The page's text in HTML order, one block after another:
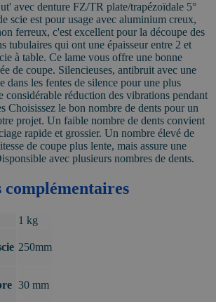
avec denture FZ/TR plate/trapézoïdale 5°
scie est pour usage avec aluminium creux,
ferreux, c'est excellent pour la découpe des
tubulaires qui ont une épaisseur entre 2 et
à table. Ce lame vous offre une bonne
de coupe. Silencieuses, antibruit avec une
dans les fentes de silence pour une plus
considérable réduction des vibrations pendant
Choisissez le bon nombre de dents pour un
projet. Un faible nombre de dents convient
rapide et grossier. Un nombre élevé de
de coupe plus lente, mais assure une
avec plusieurs nombres de dents.
1 kg
250mm
30 mm